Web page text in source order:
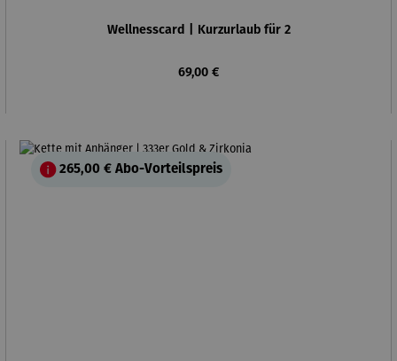
Wellnesscard | Kurzurlaub für 2
Regulärer Preis:
69,00 €
265,00 € Abo-Vorteilspreis